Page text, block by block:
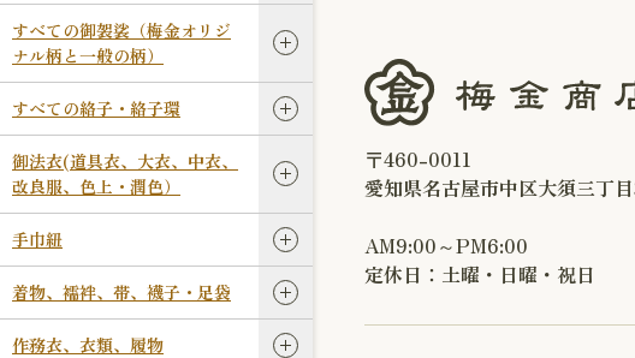
すべての御袈裟（梅金オリジ
ナル柄と一般の柄）
すべての絡子・絡子環
御法衣(道具衣、大衣、中衣、
改良服、色上・潤色）
手巾紐
着物、襦袢、帯、襪子・足袋
作務衣、衣類、履物
〒460-0011
愛知県名古屋市中区大須三丁
AM9:00～PM6:00
定休日：土曜・日曜・祝日